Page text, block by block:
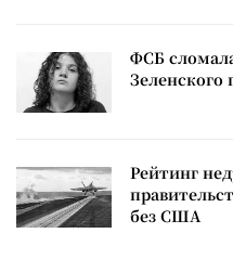
ФСБ
Зеленского
Рейтинг
без США